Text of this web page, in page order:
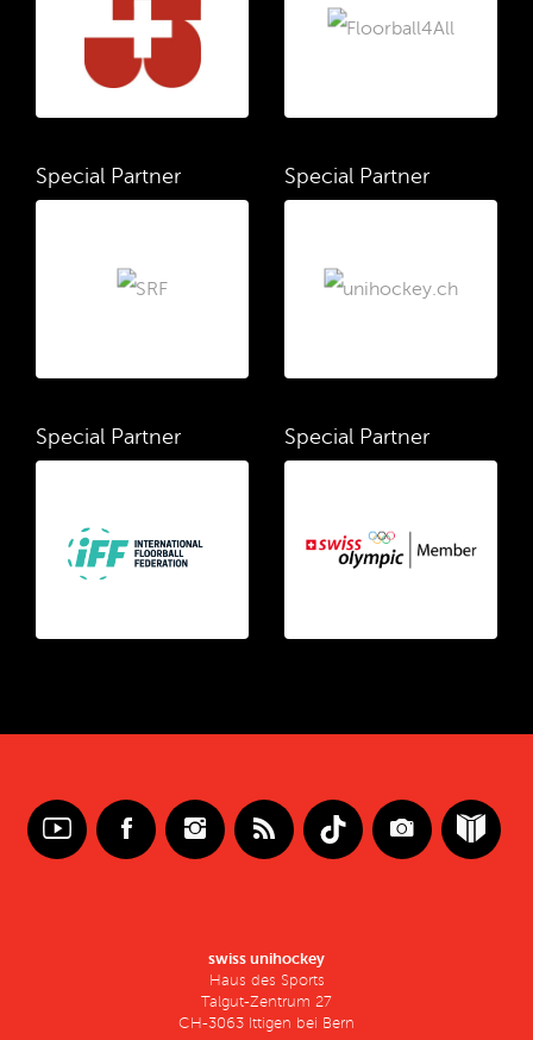
Special Partner Special Partner
Special Partner Special Partner
swiss unihockey
Haus des Sports
Talgut-Zentrum 27
CH-3063 Ittigen bei Bern